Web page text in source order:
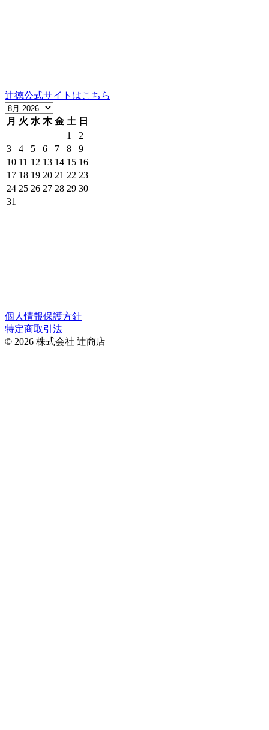
辻徳公式サイトはこちら
月 火 水 木 金 土 日
1
2
3
4 5 6 7 8
9
10 11 12 13 14 15 16
17 18 19 20 21 22 23
24 25 26 27 28 29 30
31
個人情報保護方針
特定商取引法
© 2026 株式会社 辻商店